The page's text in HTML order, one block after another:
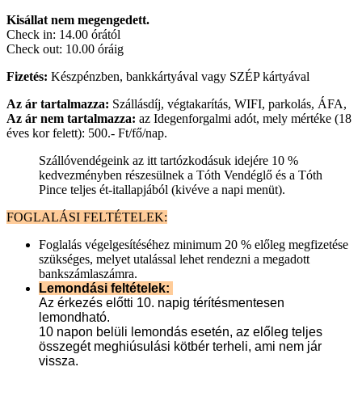
Kisállat nem megengedett.
Check in: 14.00 órától
Check out: 10.00 óráig
Fizetés: Készpénzben, bankkártyával vagy SZÉP kártyával
Az ár tartalmazza: Szállásdíj, végtakarítás, WIFI, parkolás, ÁFA,
Az ár nem tartalmazza: az Idegenforgalmi adót, mely mértéke (18
éves kor felett): 500.- Ft/fő/nap.
Szállóvendégeink az itt tartózkodásuk idejére 10 %
kedvezményben részesülnek a Tóth Vendéglő és a Tóth
Pince teljes ét-itallapjából (kivéve a napi menüt).
FOGLALÁSI FELTÉTELEK:
Foglalás végelgesítéséhez minimum 20 % előleg megfizetése
szükséges, melyet utalással lehet rendezni a megadott
bankszámlaszámra.
Lemondási feltételek:
Az érkezés előtti 10. napig térítésmentesen
lemondható.
10 napon belüli lemondás esetén, az előleg teljes
összegét meghiúsulási kötbér terheli, ami nem jár
vissza.